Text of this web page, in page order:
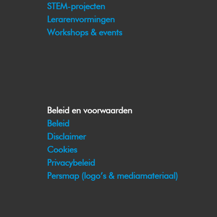
STEM-projecten
Lerarenvormingen
Workshops & events
Beleid en voorwaarden
Beleid
Disclaimer
Cookies
Privacybeleid
Persmap (logo’s & mediamateriaal)